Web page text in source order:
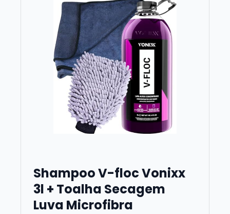
Shampoo V-floc Vonixx
3l + Toalha Secagem
Luva Microfibra